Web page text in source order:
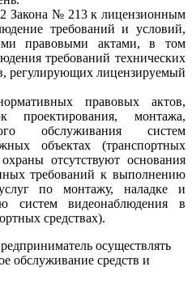
Закона № 213 к лицензионным
требований и условий,
правовыми актами, в том
требований технических
регулирующих лицензируемый
правовых актов,
проектирования, монтажа,
обслуживания систем
объектах (транспортных
отсутствуют основания
требований к выполнению
по монтажу, наладке и
систем видеонаблюдения в
средствах).
осуществлять
обслуживание средств и